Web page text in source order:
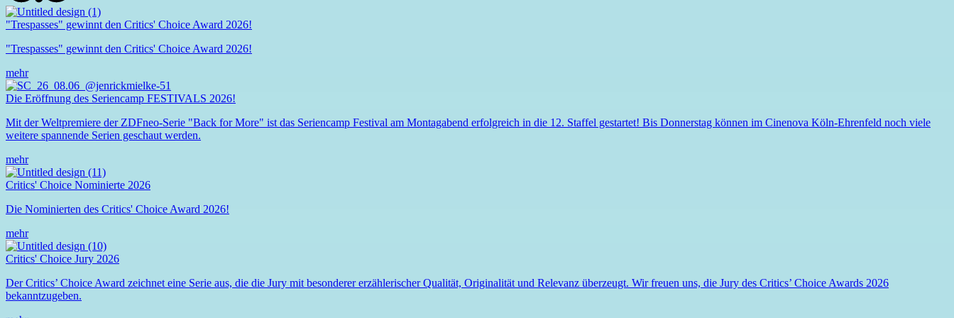
"Trespasses" gewinnt den Critics' Choice Award 2026!
"Trespasses" gewinnt den Critics' Choice Award 2026!
mehr
Die Eröffnung des Seriencamp FESTIVALS 2026!
Mit der Weltpremiere der ZDFneo-Serie "Back for More" ist das Seriencamp Festival am Montagabend erfolgreich in die 12. Staffel gestartet! Bis Donnerstag können im Cinenova Köln-Ehrenfeld noch viele
weitere spannende Serien geschaut werden.
mehr
Critics' Choice Nominierte 2026
Die Nominierten des Critics' Choice Award 2026!
mehr
Critics' Choice Jury 2026
Der Critics’ Choice Award zeichnet eine Serie aus, die die Jury mit besonderer erzählerischer Qualität, Originalität und Relevanz überzeugt. Wir freuen uns, die Jury des Critics’ Choice Awards 2026
bekanntzugeben.